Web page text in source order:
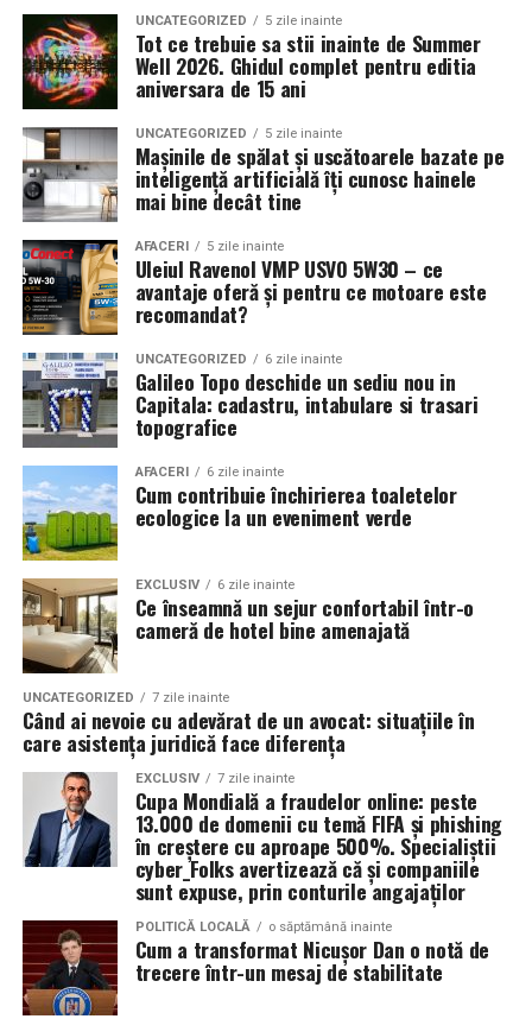
Sediul accesibil în Oradea; echipă dedicată și
program flexibil.
ARTICOLE PE ACEIASI TEMA:
URMATORUL
In ce situatii ai nevoie de contabilitate firma transport
NU RATATI
Curățenie spații comerciale
de transport: de la infiintare si operare zilnica, pana la
extindere si planificare strategica. Nu este doar o
formalitate birocratica, ci un sprijin real pentru
controlul financiar si dezvoltarea afacerii. O evidenta
contabila bine organizata inseamna mai putine riscuri,
decizii mai bune si o companie mai stabila pe termen
lung.
profesional clienților și partenerilor.
Întreținerea zonelor comune
circulație intensă. Aceste zone sunt adesea primele cu
care intră în contact vizitatorii și trebuie menținute
mereu curate.
✅ Golirea și igienizarea coșurilor de
gunoi
Eliminăm deșeurile, înlocuim sacii menajeri și igienizăm
coșurile și scrumierele. Acest lucru ajută la prevenirea
mirosurilor neplăcute și a contaminării.
✅ Aprovizionare cu consumabile
Completăm stocurile din grupurile sanitare cu săpun
lichid, hârtie igienică, prosoape de hârtie și saci menajeri.
Monitorizăm constant nivelul consumabilelor pentru a
evita lipsurile.
🔹 De ce să alegi serviciile noastre
UNCATEGORIZED 5 zile inainte
Tot ce trebuie sa stii inainte de Summer
Well 2026. Ghidul complet pentru editia
aniversara de 15 ani
UNCATEGORIZED 5 zile inainte
Mașinile de spălat și uscătoarele bazate pe
inteligență artificială îți cunosc hainele
mai bine decât tine
AFACERI 5 zile inainte
Uleiul Ravenol VMP USVO 5W30 – ce
avantaje oferă și pentru ce motoare este
recomandat?
UNCATEGORIZED 6 zile inainte
Galileo Topo deschide un sediu nou in
Capitala: cadastru, intabulare si trasari
topografice
AFACERI 6 zile inainte
Cum contribuie închirierea toaletelor
ecologice la un eveniment verde
EXCLUSIV 6 zile inainte
Ce înseamnă un sejur confortabil într-o
cameră de hotel bine amenajată
UNCATEGORIZED 7 zile inainte
Când ai nevoie cu adevărat de un avocat: situațiile în
care asistența juridică face diferența
EXCLUSIV 7 zile inainte
Cupa Mondială a fraudelor online: peste
13.000 de domenii cu temă FIFA și phishing
în creștere cu aproape 500%. Specialiștii
cyber_Folks avertizează că și companiile
sunt expuse, prin conturile angajaților
POLITICĂ LOCALĂ o săptămână inainte
Cum a transformat Nicușor Dan o notă de
trecere într-un mesaj de stabilitate